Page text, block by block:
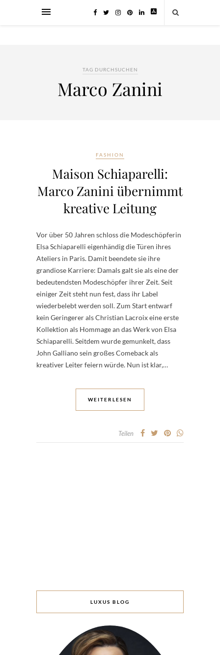
TAG DURCHSUCHEN
Marco Zanini
FASHION
Maison Schiaparelli:
Marco Zanini übernimmt
kreative Leitung
Vor über 50 Jahren schloss die Modeschöpferin
Elsa Schiaparelli eigenhändig die Türen ihres
Ateliers in Paris. Damit beendete sie ihre
grandiose Karriere: Damals galt sie als eine der
bedeutendsten Modeschöpfer ihrer Zeit. Seit
einiger Zeit steht nun fest, dass ihr Label
wiederbelebt werden soll. Zum Start entwarf
kein Geringerer als Christian Lacroix eine erste
Kollektion als Hommage an das Werk von Elsa
Schiaparelli. Seitdem wurde gemunkelt, dass
John Galliano sein großes Comeback als
kreativer Leiter feiern würde. Nun ist klar,…
WEITERLESEN
Teilen
LUXUS BLOG